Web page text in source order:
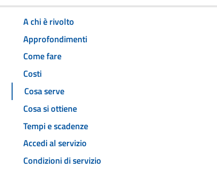
A chi è rivolto
Approfondimenti
Come fare
Costi
Cosa serve
Cosa si ottiene
Tempi e scadenze
Accedi al servizio
Condizioni di servizio